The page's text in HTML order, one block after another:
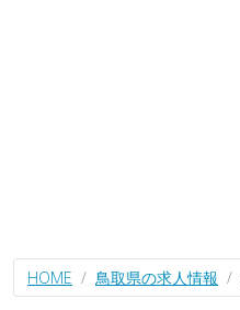
HOME 鳥取県の求人情報